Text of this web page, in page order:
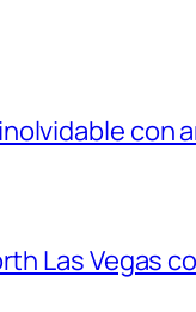
con
Las Vegas